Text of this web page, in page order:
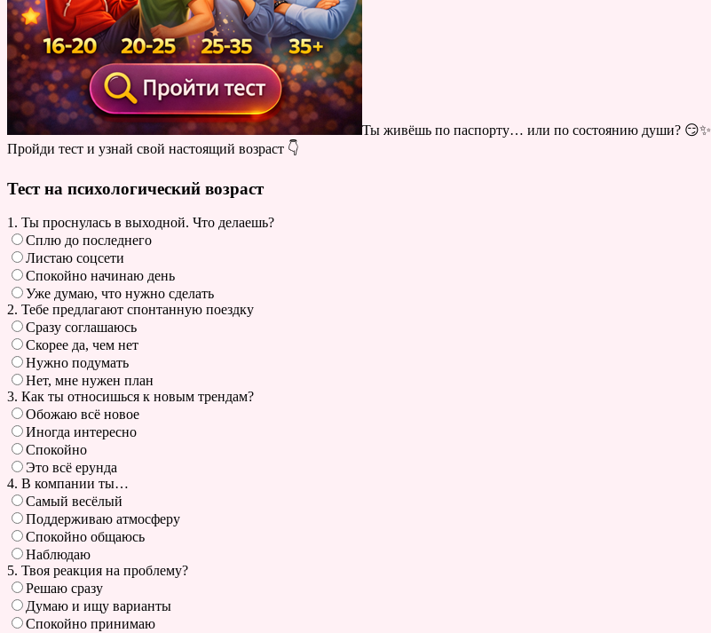
Ты живёшь по паспорту… или по состоянию души? 😏✨
Пройди тест и узнай свой настоящий возраст 👇
Тест на психологический возраст
1. Ты проснулась в выходной. Что делаешь?
Сплю до последнего
Листаю соцсети
Спокойно начинаю день
Уже думаю, что нужно сделать
2. Тебе предлагают спонтанную поездку
Сразу соглашаюсь
Скорее да, чем нет
Нужно подумать
Нет, мне нужен план
3. Как ты относишься к новым трендам?
Обожаю всё новое
Иногда интересно
Спокойно
Это всё ерунда
4. В компании ты…
Самый весёлый
Поддерживаю атмосферу
Спокойно общаюсь
Наблюдаю
5. Твоя реакция на проблему?
Решаю сразу
Думаю и ищу варианты
Спокойно принимаю